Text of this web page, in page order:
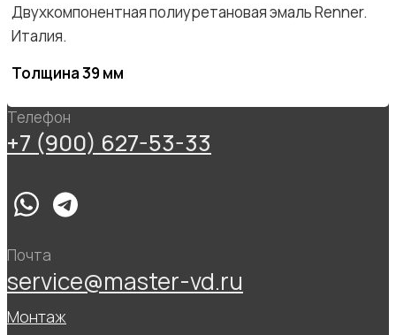
Двухкомпонентная полиуретановая эмаль Renner.
Италия.
Толщина 39 мм
Телефон
+7 (900) 627-53-33
Почта
service@master-vd.ru
Монтаж